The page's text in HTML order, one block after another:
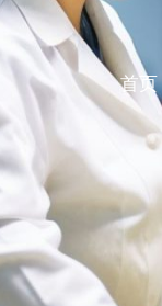
首页